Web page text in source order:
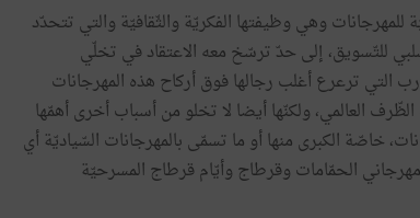
وهي وظيفتها الفكريّة والثّقافيّة والتي تتحدّد
للتّسويق، إلى حدّ ترسّخ معه الاعتقاد في تخلّي
التي ترعرع أغلب رجالها فوق أركاح هذه المهرجانات
العالمي، ولكنّها أيضا لا تخلو من أسباب أخرى أهمّها
خاصّة الكبرى منها أو ما تسمّى بالمهرجانات السّياديّة أي
مهرجاني الحمّامات وقرطاج وأيّام قرطاج المسرحيّة